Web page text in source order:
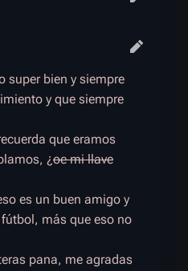
super bien y siempre
y que siempre
que eramos
¿oe mi llave
es un buen amigo y
más que eso no
pana, me agradas